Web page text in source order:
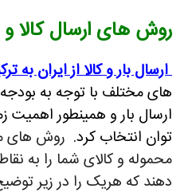
روش های ارسال کالا و
ارسال بار و کالا از ایران به
های مختلف با توجه به
ارسال بار و همینطور اهمیت
توان انتخاب کرد. روش های
محموله و کالای شما را به
دهند که هریک را در زیر